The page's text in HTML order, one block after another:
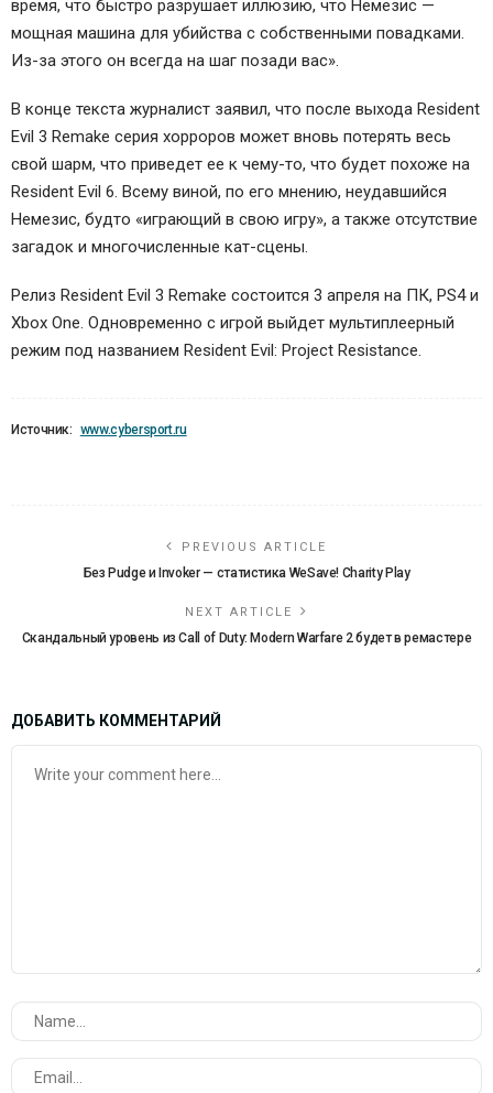
время, что быстро разрушает иллюзию, что Немезис —
мощная машина для убийства с собственными повадками.
Из-за этого он всегда на шаг позади вас».
В конце текста журналист заявил, что после выхода Resident
Evil 3 Remake серия хорроров может вновь потерять весь
свой шарм, что приведет ее к чему-то, что будет похоже на
Resident Evil 6. Всему виной, по его мнению, неудавшийся
Немезис, будто «играющий в свою игру», а также отсутствие
загадок и многочисленные кат-сцены.
Релиз Resident Evil 3 Remake состоится 3 апреля на ПК, PS4 и
Xbox One. Одновременно с игрой выйдет мультиплеерный
режим под названием Resident Evil: Project Resistance.
Источник: www.cybersport.ru
PREVIOUS ARTICLE
Без Pudge и Invoker — статистика WeSave! Charity Play
NEXT ARTICLE
Скандальный уровень из Call of Duty: Modern Warfare 2 будет в ремастере
ДОБАВИТЬ КОММЕНТАРИЙ